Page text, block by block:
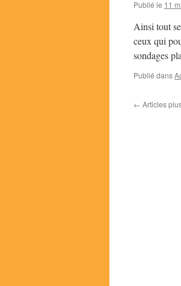
Publié le 11
Ainsi tout
ceux qui
sondages
Publié dans
← Articles